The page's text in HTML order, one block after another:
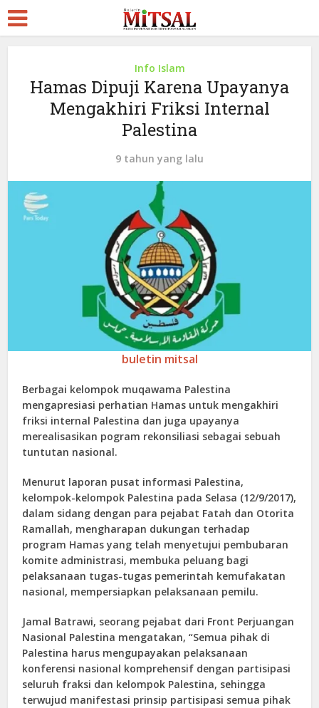
Info Islam
Hamas Dipuji Karena Upayanya
Mengakhiri Friksi Internal
Palestina
9 tahun yang lalu
buletin mitsal
Berbagai kelompok muqawama Palestina
mengapresiasi perhatian Hamas untuk mengakhiri
friksi internal Palestina dan juga upayanya
merealisasikan pogram rekonsiliasi sebagai sebuah
tuntutan nasional.
Menurut laporan pusat informasi Palestina,
kelompok-kelompok Palestina pada Selasa (12/9/2017),
dalam sidang dengan para pejabat Fatah dan Otorita
Ramallah, mengharapan dukungan terhadap
program Hamas yang telah menyetujui pembubaran
komite administrasi, membuka peluang bagi
pelaksanaan tugas-tugas pemerintah kemufakatan
nasional, mempersiapkan pelaksanaan pemilu.
Jamal Batrawi, seorang pejabat dari Front Perjuangan
Nasional Palestina mengatakan, “Semua pihak di
Palestina harus mengupayakan pelaksanaan
konferensi nasional komprehensif dengan partisipasi
seluruh fraksi dan kelompok Palestina, sehingga
terwujud manifestasi prinsip partisipasi semua pihak